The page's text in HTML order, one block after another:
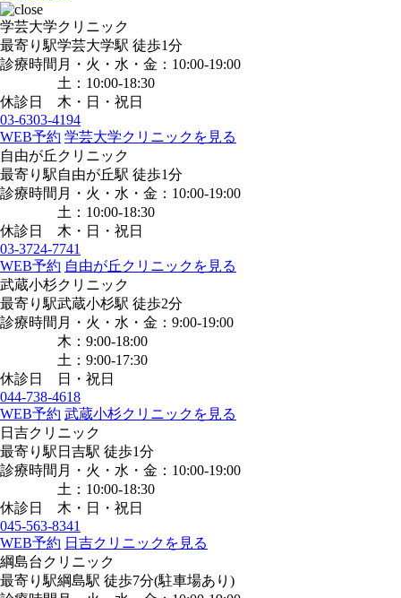
学芸大学クリニック
最寄り駅学芸大学駅 徒歩1分
診療時間 月・火・水・金：10:00-19:00
土：10:00-18:30
休診日
木・日・祝日
03-6303-4194
WEB予約 学芸大学クリニックを見る
自由が丘クリニック
最寄り駅自由が丘駅 徒歩1分
診療時間 月・火・水・金：10:00-19:00
土：10:00-18:30
休診日
木・日・祝日
03-3724-7741
WEB予約 自由が丘クリニックを見る
武蔵小杉クリニック
最寄り駅武蔵小杉駅 徒歩2分
診療時間 月・火・水・金：9:00-19:00
木：9:00-18:00
土：9:00-17:30
休診日
日・祝日
044-738-4618
WEB予約 武蔵小杉クリニックを見る
日吉クリニック
最寄り駅 日吉駅 徒歩1分
診療時間 月・火・水・金：10:00-19:00
土：10:00-18:30
休診日
木・日・祝日
045-563-8341
WEB予約 日吉クリニックを見る
綱島台クリニック
最寄り駅綱島駅 徒歩7分(駐車場あり)